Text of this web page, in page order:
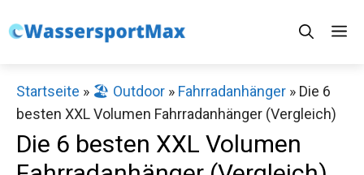
Inhalt
Startseite » 🏖️ Outdoor » Fahrradanhänger » Die 6
besten XXL Volumen Fahrradanhänger (Vergleich)
Die 6 besten XXL Volumen